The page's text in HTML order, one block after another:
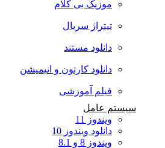
موزیک بی کلام
تیتراژ سریال
دانلود مستند
دانلود کارتون و انیمیشن
فیلم آموزشی
سیستم عامل
ویندوز 11
دانلود ویندوز 10
ویندوز 8 و 8.1